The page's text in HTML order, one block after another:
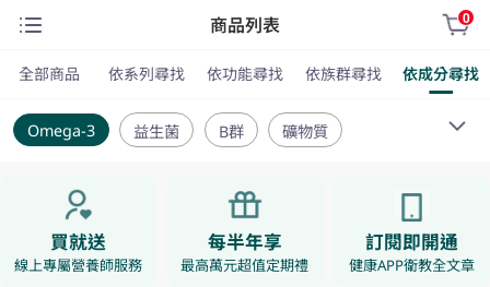
商品列表 0
全部商品 依系列尋找 依功能尋找 依族群尋找 依成分尋找
Omega‑3 益生菌 B群 礦物質
買就送
線上專屬營養師服務
每半年享
最高萬元超值定期禮
訂閱即開通
健康APP衛教全文章